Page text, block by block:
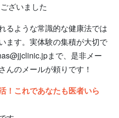
ざいました
るような常識的な健康法では
ます。実体験の集積が大切で
まで、是非メー
んのメールが頼りです！
！これであなたも医者いら